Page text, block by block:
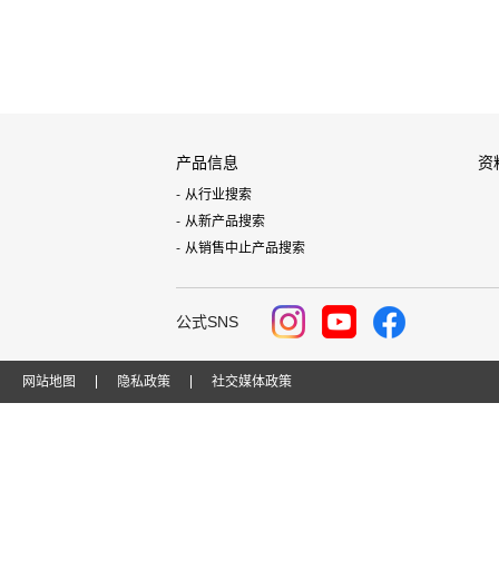
产品信息
从行业搜索
从新产品搜索
从销售中止产品搜索
资
公式SNS
网站地图 隐私政策 社交媒体政策